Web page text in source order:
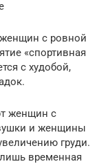
с ровной
«спортивная
с худобой,
женщин с
и женщины
груди.
временная